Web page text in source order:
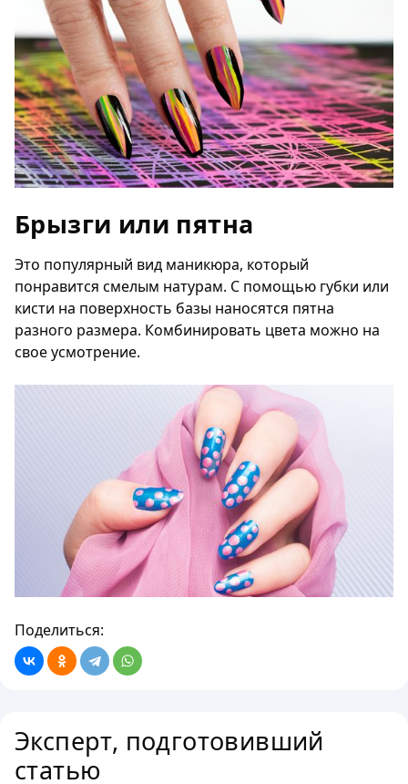
Брызги или пятна
Это популярный вид маникюра, который
понравится смелым натурам. С помощью губки или
кисти на поверхность базы наносятся пятна
разного размера. Комбинировать цвета можно на
свое усмотрение.
Поделиться:
Эксперт, подготовивший
статью